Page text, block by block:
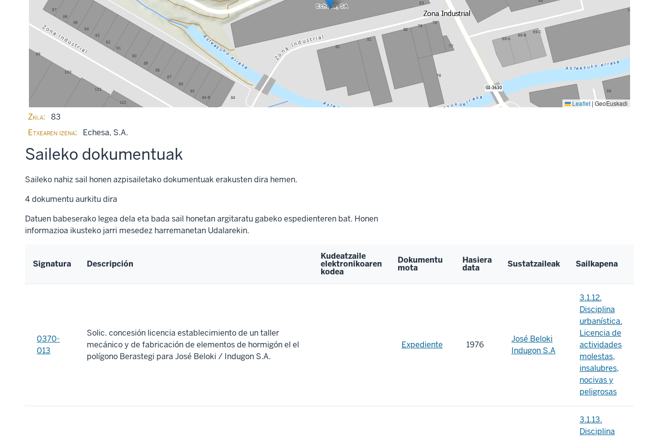
Leaflet | GeoEuskadi
Zki.a
83
Etxearen izena
Echesa, S.A.
Saileko dokumentuak
Saileko nahiz sail honen azpisailetako dokumentuak erakusten dira hemen.
4dokumentu aurkitu dira
Datuen babeserako legea dela eta bada sail honetan argitaratu gabeko espedienteren bat. Honen
informazioa ikusteko jarri mesedez harremanetan Udalarekin.
Signatura Descripción
Kudeatzaile
elektronikoaren
kodea
Dokumentu
mota
Hasiera
data Sustatzaileak Sailkapena
0370-
013
Solic. concesión licencia establecimiento de un taller
mecánico y de fabricación de elementos de hormigón el el
polígono Berastegi para José Beloki / Indugon S.A.
Expediente 1976
José Beloki
Indugon S.A
3.1.12.
Disciplina
urbanística.
Licencia de
actividades
molestas,
insalubres,
nocivas y
peligrosas
3.1.13.
Disciplina